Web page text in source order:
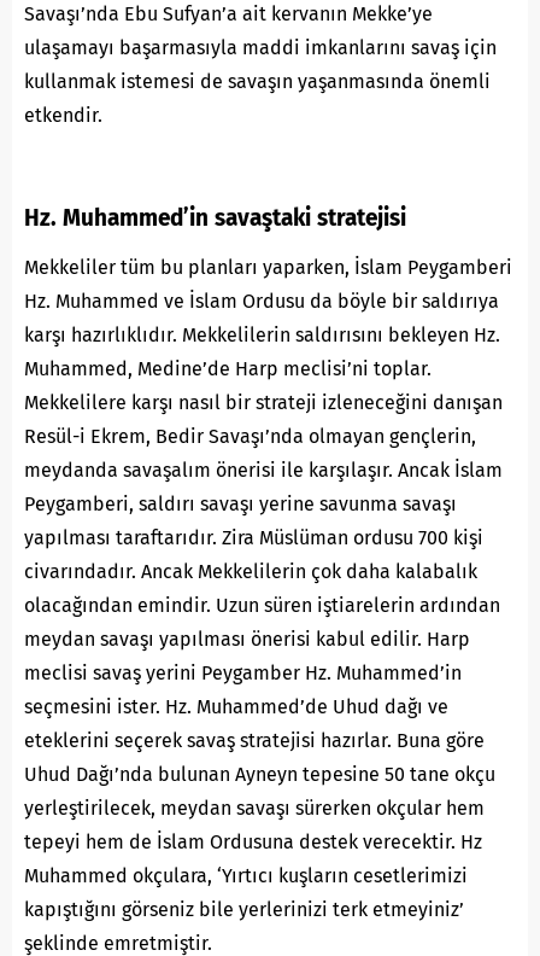
Savaşı’nda Ebu Sufyan’a ait kervanın Mekke’ye
ulaşamayı başarmasıyla maddi imkanlarını savaş için
kullanmak istemesi de savaşın yaşanmasında önemli
etkendir.
Hz. Muhammed’in savaştaki stratejisi
Mekkeliler tüm bu planları yaparken, İslam Peygamberi
Hz. Muhammed ve İslam Ordusu da böyle bir saldırıya
karşı hazırlıklıdır. Mekkelilerin saldırısını bekleyen Hz.
Muhammed, Medine’de Harp meclisi’ni toplar.
Mekkelilere karşı nasıl bir strateji izleneceğini danışan
Resül-i Ekrem, Bedir Savaşı’nda olmayan gençlerin,
meydanda savaşalım önerisi ile karşılaşır. Ancak İslam
Peygamberi, saldırı savaşı yerine savunma savaşı
yapılması taraftarıdır. Zira Müslüman ordusu 700 kişi
civarındadır. Ancak Mekkelilerin çok daha kalabalık
olacağından emindir. Uzun süren iştiarelerin ardından
meydan savaşı yapılması önerisi kabul edilir. Harp
meclisi savaş yerini Peygamber Hz. Muhammed’in
seçmesini ister. Hz. Muhammed’de Uhud dağı ve
eteklerini seçerek savaş stratejisi hazırlar. Buna göre
Uhud Dağı’nda bulunan Ayneyn tepesine 50 tane okçu
yerleştirilecek, meydan savaşı sürerken okçular hem
tepeyi hem de İslam Ordusuna destek verecektir. Hz
Muhammed okçulara, ‘Yırtıcı kuşların cesetlerimizi
kapıştığını görseniz bile yerlerinizi terk etmeyiniz’
şeklinde emretmiştir.